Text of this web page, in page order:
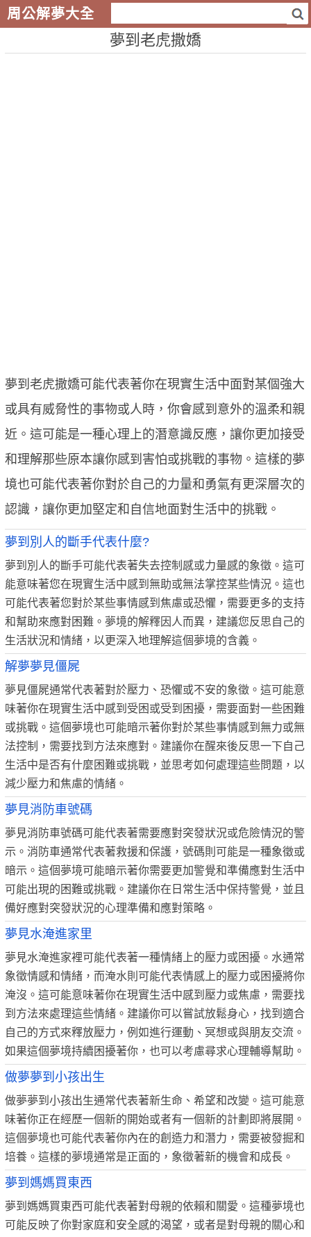
周公解夢大全
夢到老虎撒嬌
夢到老虎撒嬌可能代表著你在現實生活中面對某個強大
或具有威脅性的事物或人時，你會感到意外的溫柔和親
近。這可能是一種心理上的潛意識反應，讓你更加接受
和理解那些原本讓你感到害怕或挑戰的事物。這樣的夢
境也可能代表著你對於自己的力量和勇氣有更深層次的
認識，讓你更加堅定和自信地面對生活中的挑戰。
夢到別人的斷手代表什麼?
夢到別人的斷手可能代表著失去控制感或力量感的象徵。這可
能意味著您在現實生活中感到無助或無法掌控某些情況。這也
可能代表著您對於某些事情感到焦慮或恐懼，需要更多的支持
和幫助來應對困難。夢境的解釋因人而異，建議您反思自己的
生活狀況和情緒，以更深入地理解這個夢境的含義。
解夢夢見僵屍
夢見僵屍通常代表著對於壓力、恐懼或不安的象徵。這可能意
味著你在現實生活中感到受困或受到困擾，需要面對一些困難
或挑戰。這個夢境也可能暗示著你對於某些事情感到無力或無
法控制，需要找到方法來應對。建議你在醒來後反思一下自己
生活中是否有什麼困難或挑戰，並思考如何處理這些問題，以
減少壓力和焦慮的情緒。
夢見消防車號碼
夢見消防車號碼可能代表著需要應對突發狀況或危險情況的警
示。消防車通常代表著救援和保護，號碼則可能是一種象徵或
暗示。這個夢境可能暗示著你需要更加警覺和準備應對生活中
可能出現的困難或挑戰。建議你在日常生活中保持警覺，並且
備好應對突發狀況的心理準備和應對策略。
夢見水淹進家里
夢見水淹進家裡可能代表著一種情緒上的壓力或困擾。水通常
象徵情感和情緒，而淹水則可能代表情感上的壓力或困擾將你
淹沒。這可能意味著你在現實生活中感到壓力或焦慮，需要找
到方法來處理這些情緒。建議你可以嘗試放鬆身心，找到適合
自己的方式來釋放壓力，例如進行運動、冥想或與朋友交流。
如果這個夢境持續困擾著你，也可以考慮尋求心理輔導幫助。
做夢夢到小孩出生
做夢夢到小孩出生通常代表著新生命、希望和改變。這可能意
味著你正在經歷一個新的開始或者有一個新的計劃即將展開。
這個夢境也可能代表著你內在的創造力和潛力，需要被發掘和
培養。這樣的夢境通常是正面的，象徵著新的機會和成長。
夢到媽媽買東西
夢到媽媽買東西可能代表著對母親的依賴和關愛。這種夢境也
可能反映了你對家庭和安全感的渴望，或者是對母親的關心和